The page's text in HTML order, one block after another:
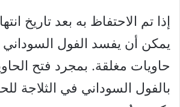
إذا تم الاحتفاظ به بعد تاريخ
يمكن أن يفسد الفول
حاويات مغلقة. بمجرد فتح
بالفول السوداني في الثلاجة